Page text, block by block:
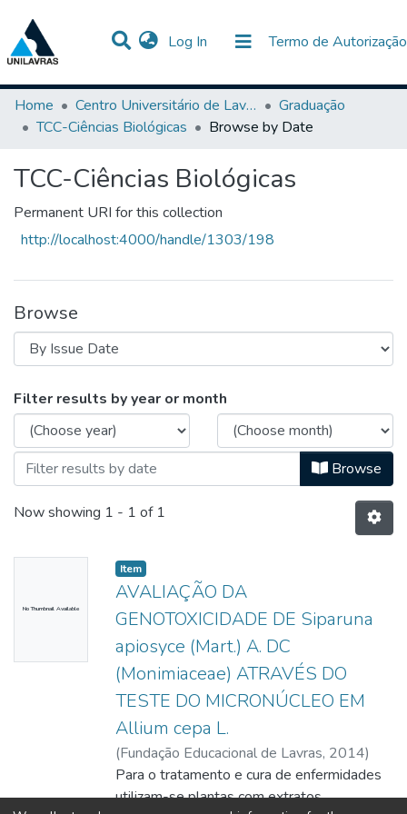
Log In (current) Termo de Autorização
Communities & Collections
All of DSpace
Home
Centro Universitário de Lavras-UNILAVRAS
Graduação
TCC-Ciências Biológicas
Browse by Date
TCC-Ciências Biológicas
Permanent URI for this collection
http://localhost:4000/handle/1303/198
Browse
Browsing TCC-Ciências Biológicas by
Filter results by year or month
Browse
Now showing 1 - 1 of 1
No Thumbnail Available
Item
AVALIAÇÃO DA
GENOTOXICIDADE DE Siparuna
apiosyce (Mart.) A. DC
(Monimiaceae) ATRAVÉS DO
TESTE DO MICRONÚCLEO EM
Allium cepa L.
(Fundação Educacional de Lavras, 2014)
Licas, Juliana Cristina
Para o tratamento e cura de enfermidades
utilizam-se plantas com extratos,